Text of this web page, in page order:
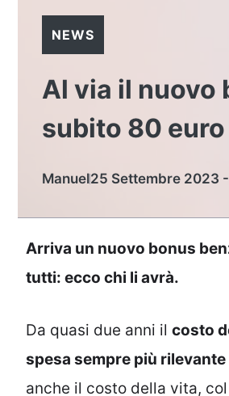
NEWS
Al via il nuovo
subito 80
Manuel25 Settembre 2023
Arriva un nuovo bonus
tutti: ecco chi li avrà.
Da quasi due anni il costo
spesa sempre più rilevante
anche il costo della vita,